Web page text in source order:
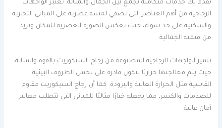
تقدم لك خدمات متكاملة تجمع بين الجمال والمتانة. تُعتبر الواجهات
الزجاجية من أهم العناصر التي تضفي لمسة عصرية على المباني التجارية
والسكنية على حد سواء، حيث تعكس الصورة العصرية للمكان وتزيد
من قيمته الجمالية.
تتميز الواجهات الزجاجية المصنوعة من زجاج السيكوريت بالقوة والمتانة،
حيث يتم معالجتها حراريًا لتكون قادرة على تحمل الظروف البيئية
القاسية مثل الحرارة العالية والبرودة. كما أن زجاج السيكوريت مقاوم
للصدمات والكسر، مما يجعله خيارًا مثاليًا للمباني التي تتطلب معايير
أمان عالية.